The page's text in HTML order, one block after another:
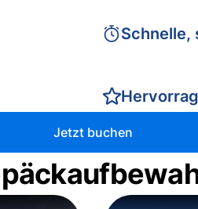
Schnelle,
Jetzt buchen